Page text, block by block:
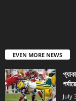
EVEN MORE NEWS
July